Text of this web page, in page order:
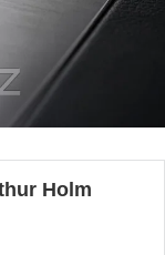
Holm